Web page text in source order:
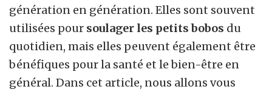
génération en génération. Elles sont souvent
utilisées pour soulager les petits bobos du
quotidien, mais elles peuvent également être
bénéfiques pour la santé et le bien-être en
général. Dans cet article, nous allons vous